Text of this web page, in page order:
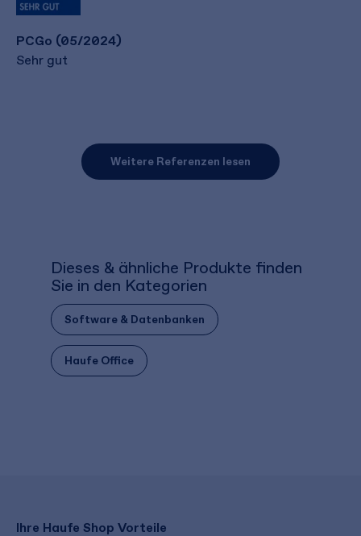
PCGo (05/2024)
Sehr gut
Weitere Referenzen lesen
Dieses & ähnliche Produkte finden
Sie in den Kategorien
Software & Datenbanken
Haufe Office
Ihre Haufe Shop Vorteile